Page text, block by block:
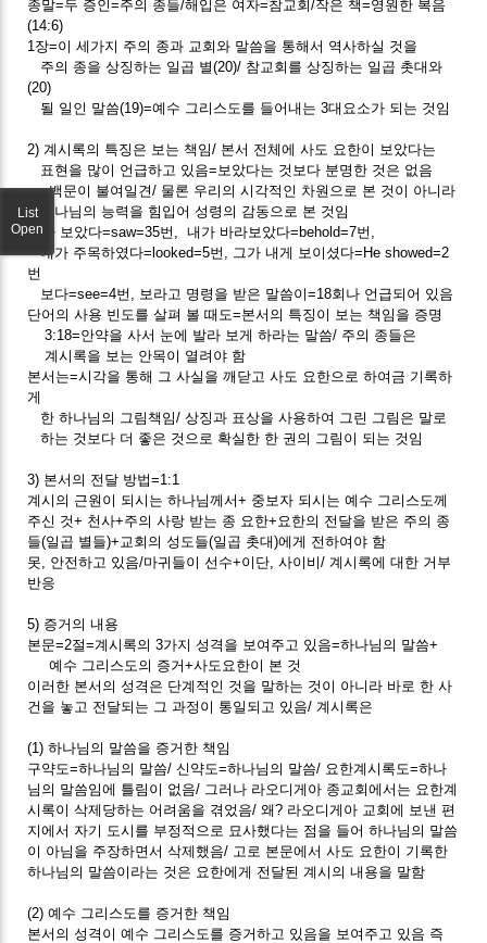
종말=두 증인=주의 종들/해입은 여자=참교회/작은 책=영원한 복음
(14:6)
1장=이 세가지 주의 종과 교회와 말씀을 통해서 역사하실 것을
주의 종을 상징하는 일곱 별(20)/ 참교회를 상징하는 일곱 촛대와
(20)
될 일인 말씀(19)=예수 그리스도를 들어내는 3대요소가 되는 것임
2) 계시록의 특징은 보는 책임/ 본서 전체에 사도 요한이 보았다는
표현을 많이 언급하고 있음=보았다는 것보다 분명한 것은 없음
=백문이 불여일견/ 물론 우리의 시각적인 차원으로 본 것이 아니라
하나님의 능력을 힘입어 성령의 감동으로 본 것임
내가 보았다=saw=35번, 내가 바라보았다=behold=7번,
내가 주목하였다=looked=5번, 그가 내게 보이셨다=He showed=2
번
보다=see=4번, 보라고 명령을 받은 말씀이=18회나 언급되어 있음
단어의 사용 빈도를 살펴 볼 때도=본서의 특징이 보는 책임을 증명
3:18=안약을 사서 눈에 발라 보게 하라는 말씀/ 주의 종들은
계시록을 보는 안목이 열려야 함
본서는=시각을 통해 그 사실을 깨닫고 사도 요한으로 하여금 기록하
게
한 하나님의 그림책임/ 상징과 표상을 사용하여 그린 그림은 말로
하는 것보다 더 좋은 것으로 확실한 한 권의 그림이 되는 것임
3) 본서의 전달 방법=1:1
계시의 근원이 되시는 하나님께서+ 중보자 되시는 예수 그리스도께
주신 것+ 천사+주의 사랑 받는 종 요한+요한의 전달을 받은 주의 종
들(일곱 별들)+교회의 성도들(일곱 촛대)에게 전하여야 함
못, 안전하고 있음/마귀들이 선수+이단, 사이비/ 계시록에 대한 거부
반응
5) 증거의 내용
본문=2절=계시록의 3가지 성격을 보여주고 있음=하나님의 말씀+
예수 그리스도의 증거+사도요한이 본 것
이러한 본서의 성격은 단계적인 것을 말하는 것이 아니라 바로 한 사
건을 놓고 전달되는 그 과정이 통일되고 있음/ 계시록은
(1) 하나님의 말씀을 증거한 책임
구약도=하나님의 말씀/ 신약도=하나님의 말씀/ 요한계시록도=하나
님의 말씀임에 틀림이 없음/ 그러나 라오디게아 종교회에서는 요한계
시록이 삭제당하는 어려움을 겪었음/ 왜? 라오디게아 교회에 보낸 편
지에서 자기 도시를 부정적으로 묘사했다는 점을 들어 하나님의 말씀
이 아님을 주장하면서 삭제했음/ 고로 본문에서 사도 요한이 기록한
하나님의 말씀이라는 것은 요한에게 전달된 계시의 내용을 말함
(2) 예수 그리스도를 증거한 책임
본서의 성격이 예수 그리스도를 증거하고 있음을 보여주고 있음 즉
List
Open